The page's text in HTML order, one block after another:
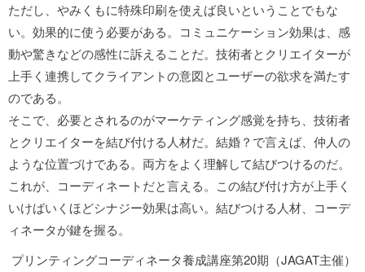
ただし、やみくもに特殊印刷を使えば良いということでもな
い。効果的に使う必要がある。コミュニケーション効果は、感
動や驚きなどの感性に訴えることだ。技術者とクリエイターが
上手く連携してクライアントの意図とユーザーの欲求を満たす
のである。
そこで、必要とされるのがマーケティング感覚を持ち、技術者
とクリエイターを結び付ける人材だ。結婚？で言えば、仲人の
ような位置づけである。両方をよく理解して結びつけるのだ。
これが、コーディネートだと言える。この結び付け方が上手く
いけばいくほどシナジー効果は高い。結びつける人材、コーデ
ィネータが鍵を握る。
プリンティングコーディネータ養成講座第20期（JAGAT主催）